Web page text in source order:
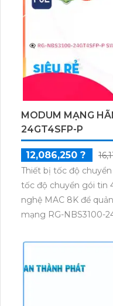
ổn định.
MODUM MẠNG
24GT4SFP-P
12,086,250 ?
Thiết bị tốc độ
tốc độ chuyển gói tin
nghệ MAC 8K để
mạng RG-NBS3100-
41.76Mpps.